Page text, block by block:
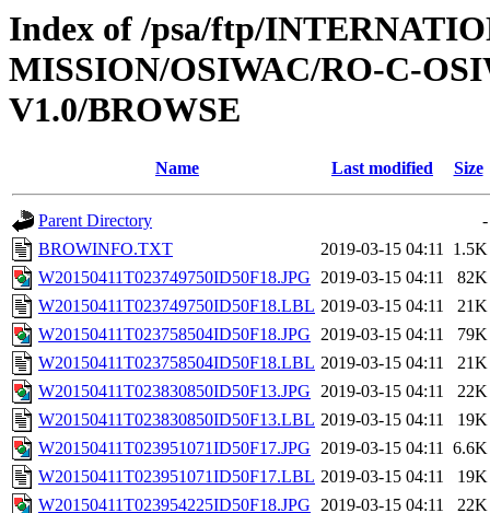
Index of /psa/ftp/
MISSION/OSIWAC/RO-C-
V1.0/BROWSE
Name Last modified Size
Parent Directory
-
BROWINFO.TXT
2019-03-15 04:11 1.5K
W20150411T023749750ID50F18.JPG 2019-03-15 04:11
82K
W20150411T023749750ID50F18.LBL 2019-03-15 04:11
21K
W20150411T023758504ID50F18.JPG 2019-03-15 04:11
79K
W20150411T023758504ID50F18.LBL 2019-03-15 04:11
21K
W20150411T023830850ID50F13.JPG 2019-03-15 04:11
22K
W20150411T023830850ID50F13.LBL 2019-03-15 04:11
19K
W20150411T023951071ID50F17.JPG 2019-03-15 04:11 6.6K
W20150411T023951071ID50F17.LBL 2019-03-15 04:11
19K
W20150411T023954225ID50F18.JPG 2019-03-15 04:11
22K